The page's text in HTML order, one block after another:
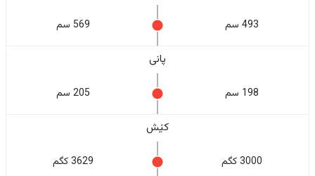
493 سم 569 سم
پانی
198 سم 205 سم
کێش
3000 کگم 3629 کگم